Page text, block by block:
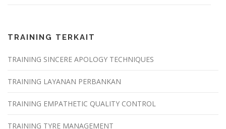
TRAINING TERKAIT
TRAINING SINCERE APOLOGY TECHNIQUES
TRAINING LAYANAN PERBANKAN
TRAINING EMPATHETIC QUALITY CONTROL
TRAINING TYRE MANAGEMENT